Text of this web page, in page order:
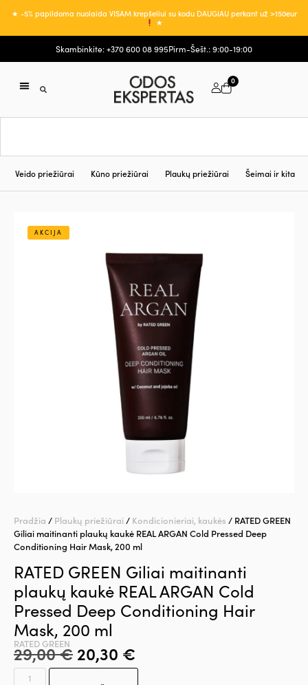
★ -5% papildoma nuolaida VISAM krepšeliui su kodu DAUGIAU perkant už >150eur
★
Skambinkite: +370 600 08 995Pirm-Šešt.: 9:00-19:00
0
Veido priežiūrai Kūno priežiūrai Plaukų priežiūrai Šeimai ir kita
AKCIJA
Pradžia / Plaukų priežiūrai / Kondicionieriai, kaukės / RATED GREEN
Giliai maitinanti plaukų kaukė REAL ARGAN Cold Pressed Deep
Conditioning Hair Mask, 200 ml
RATED GREEN Giliai maitinanti
plaukų kaukė REAL ARGAN Cold
Pressed Deep Conditioning Hair
Mask, 200 ml
RATED GREEN
29,00€ 20,30 €